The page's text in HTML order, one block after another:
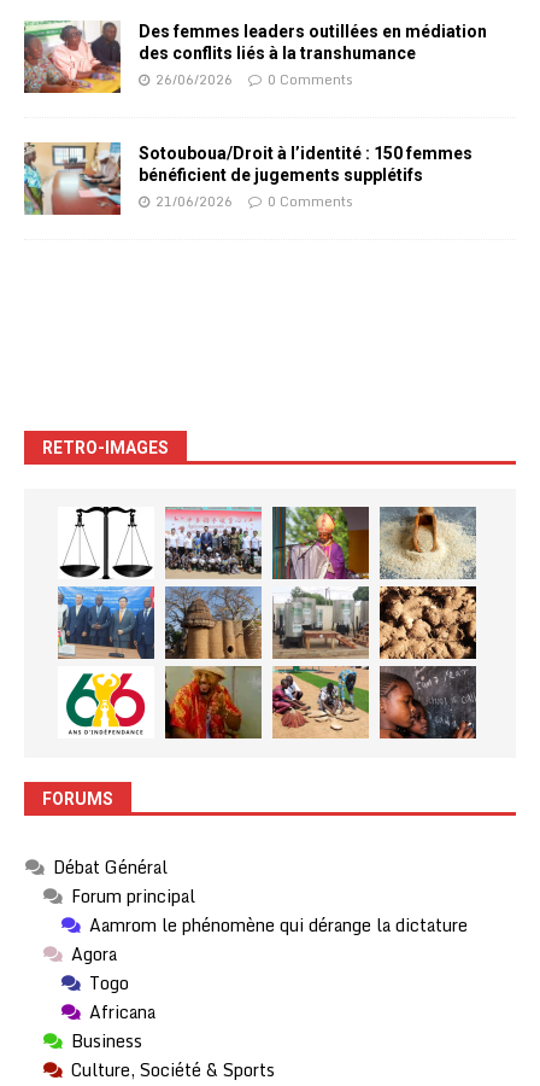
Des femmes leaders outillées en médiation
des conflits liés à la transhumance
26/06/2026 0 Comments
Sotouboua/Droit à l’identité : 150 femmes
bénéficient de jugements supplétifs
21/06/2026 0 Comments
RETRO-IMAGES
FORUMS
Débat Général
Forum principal
Aamrom le phénomène qui dérange la dictature
Agora
Togo
Africana
Business
Culture, Société & Sports